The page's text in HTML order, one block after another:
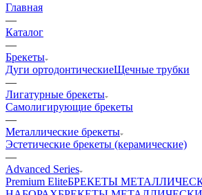
Главная
—
Каталог
—
Брекеты
Дуги ортодонтическиеЩечные трубки
—
Лигатурные брекеты
Самолигирующие брекеты
—
Металлические брекеты
Эстетические брекеты (керамические)
—
Advanced Series
Premium EliteБРЕКЕТЫ